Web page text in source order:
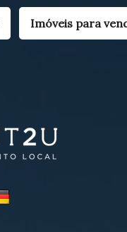
Imóveis para